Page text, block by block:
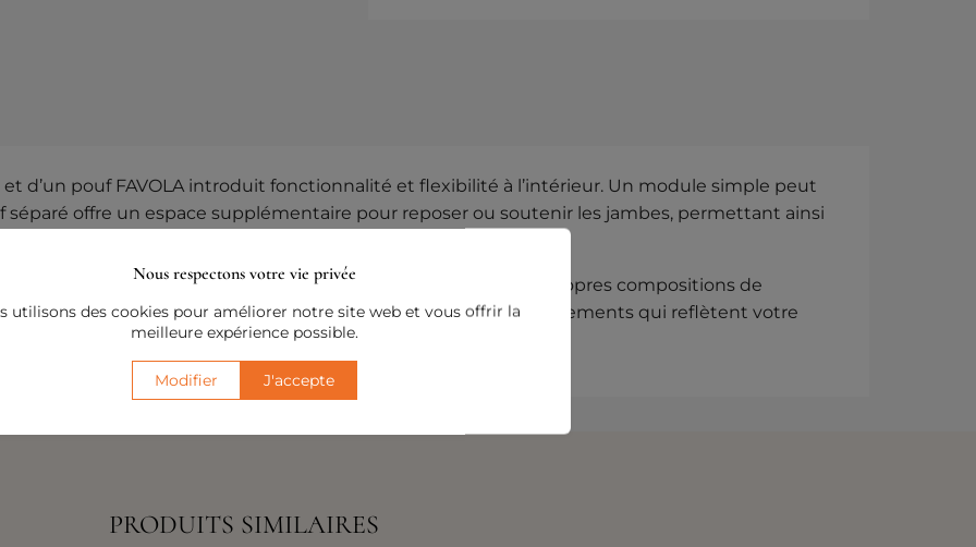
d’un pouf FAVOLA introduit fonctionnalité et flexibilité à l’intérieur. Un module simple peut
séparé offre un espace supplémentaire pour reposer ou soutenir les jambes, permettant ainsi
de « vie de conte de fées », vous encourage à créer vos propres compositions de
expérimenter librement l’agencement, en créant des arrangements qui reflètent votre
PRODUITS SIMILAIRES
Nous respectons votre vie privée
utilisons des cookies pour améliorer notre site web et vous offrir la
meilleure expérience possible.
Modifier J'accepte